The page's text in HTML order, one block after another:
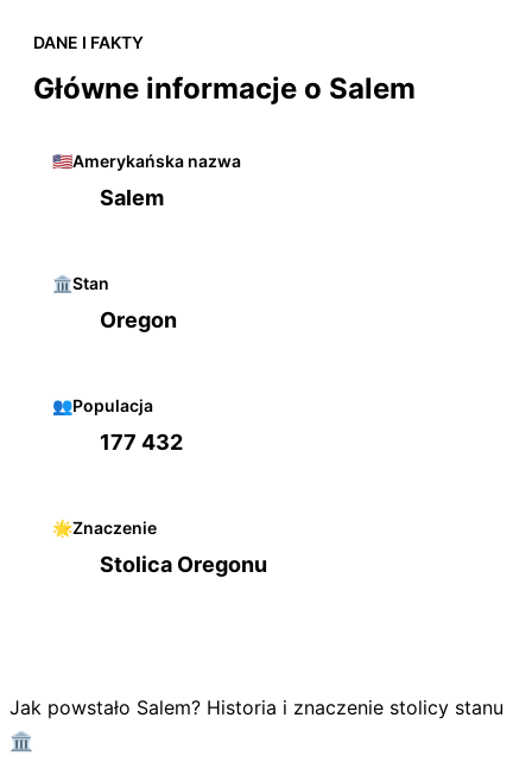
DANE I FAKTY
Główne informacje o Salem
🇺🇸Amerykańska nazwa
Salem
🏛️Stan
Oregon
👥Populacja
177 432
🌟Znaczenie
Stolica Oregonu
Jak powstało Salem? Historia i znaczenie stolicy stanu
🏛️